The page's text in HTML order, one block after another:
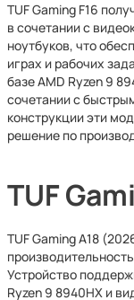
TUF Gaming F16
в сочетании с
ноутбуков, что
играх и рабочих
базе AMD Ryzen 9
сочетании с
конструкции эти
решение по
TUF
TUF Gaming A18
Устройство
Ryzen 9 8940HX и